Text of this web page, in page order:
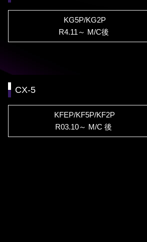
KG5P/KG2P
R4.11～ M/C後
CX-5
KFEP/KF5P/KF2P
R03.10～ M/C 後